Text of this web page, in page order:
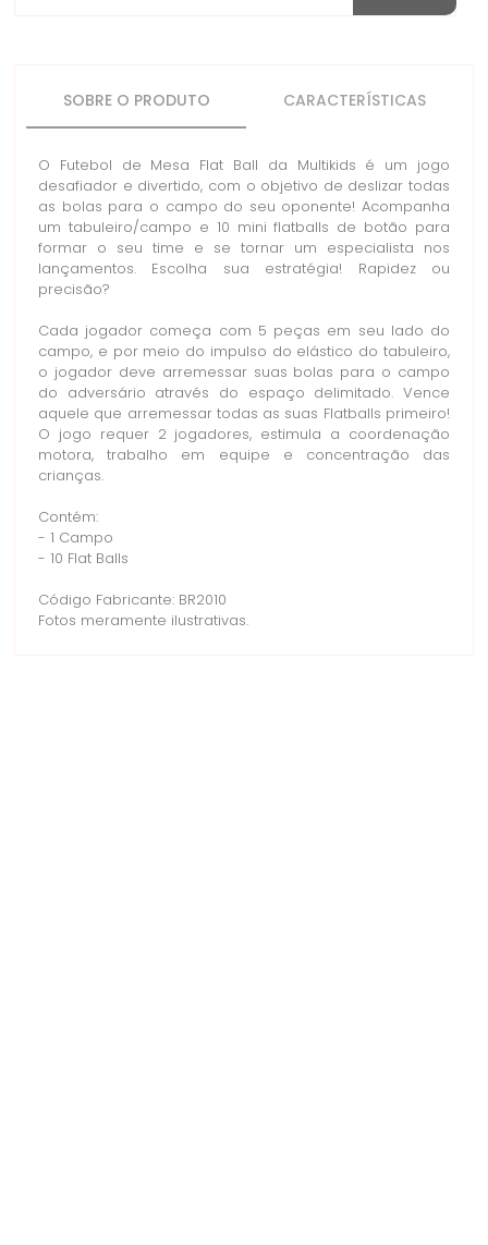
SOBRE O PRODUTO CARACTERÍSTICAS
O Futebol de Mesa Flat Ball da Multikids é um jogo
desafiador e divertido, com o objetivo de deslizar todas
as bolas para o campo do seu oponente! Acompanha
um tabuleiro/campo e 10 mini flatballs de botão para
formar o seu time e se tornar um especialista nos
lançamentos. Escolha sua estratégia! Rapidez ou
precisão?
Cada jogador começa com 5 peças em seu lado do
campo, e por meio do impulso do elástico do tabuleiro,
o jogador deve arremessar suas bolas para o campo
do adversário através do espaço delimitado. Vence
aquele que arremessar todas as suas Flatballs primeiro!
O jogo requer 2 jogadores, estimula a coordenação
motora, trabalho em equipe e concentração das
crianças.
Contém:
- 1 Campo
- 10 Flat Balls
Código Fabricante: BR2010
Fotos meramente ilustrativas.